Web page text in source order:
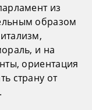
из
образом
и на
ориентация
страну от